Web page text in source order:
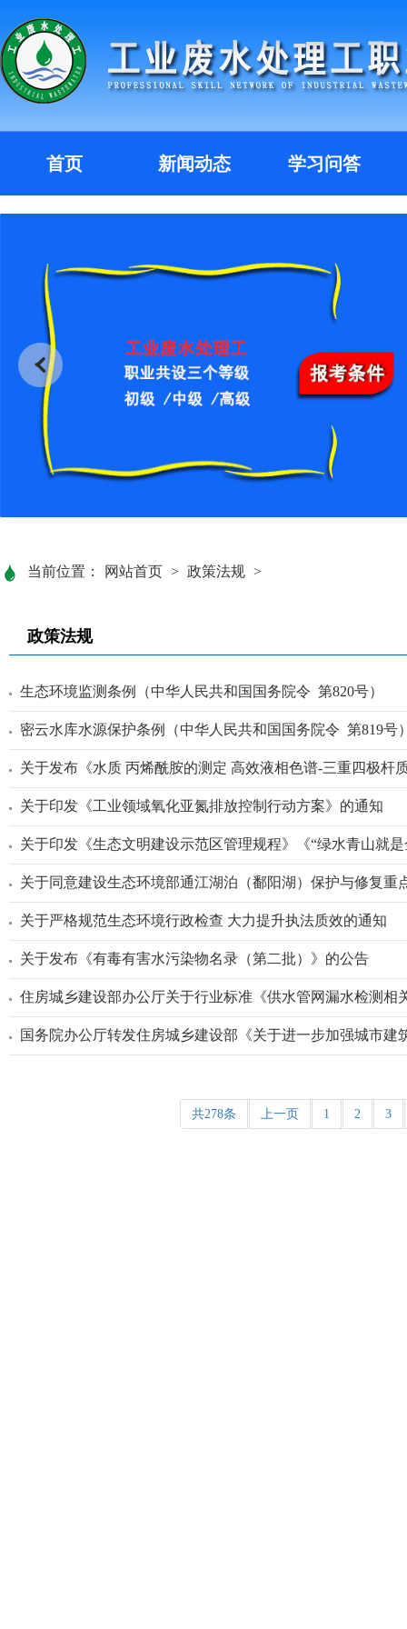
首页 新闻动态 学习问答
当前位置： 网站首页 > 政策法规 >
政策法规
生态环境监测条例（中华人民共和国国务院令 第820号）
密云水库水源保护条例（中华人民共和国国务院令 第819号
关于发布《水质 丙烯酰胺的测定 高效液相色谱-三重四极杆
关于印发《工业领域氧化亚氮排放控制行动方案》的通知
关于印发《生态文明建设示范区管理规程》《“绿水青山就
关于同意建设生态环境部通江湖泊（鄱阳湖）保护与修复重
关于严格规范生态环境行政检查 大力提升执法质效的通知
关于发布《有毒有害水污染物名录（第二批）》的公告
住房城乡建设部办公厅关于行业标准《供水管网漏水检测相
国务院办公厅转发住房城乡建设部《关于进一步加强城市建
共278条 上一页 1 2 3